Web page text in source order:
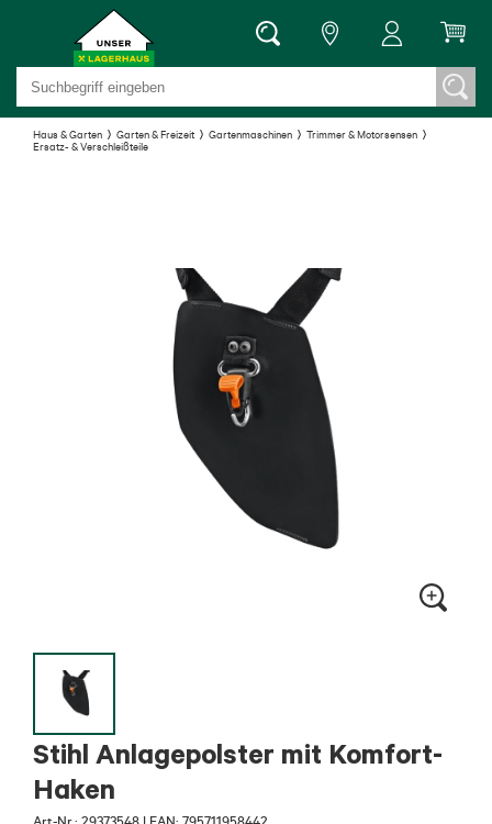
Haus & Garten Garten & Freizeit Gartenmaschinen
Trimmer & Motorsensen
Ersatz- & Verschleißteile
Stihl Anlagepolster mit Komfort-
Haken
Art-Nr.: 29373548 | EAN: 795711958442